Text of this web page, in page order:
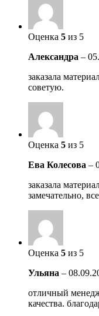
Оценка 5 из 5
Александра –
заказала
советую.
Оценка 5 из 5
Ева Колесова –
заказала
замечательно,
Оценка 5 из 5
Ульяна –
отличный
качества.